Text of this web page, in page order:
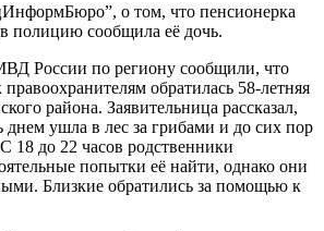
о том, что пенсионерка
полицию сообщила её дочь.
России по региону сообщили, что
обратилась 58-летняя
района. Заявительница рассказал,
днем ушла в лес за грибами и до сих пор
18 до 22 часов родственники
попытки её найти, однако они
Близкие обратились за помощью к